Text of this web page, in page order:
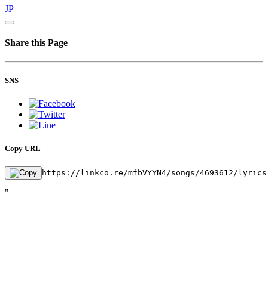
JP
Share this Page
SNS
Copy URL
https://linkco.re/mfbVYYN4/songs/4693612/
"